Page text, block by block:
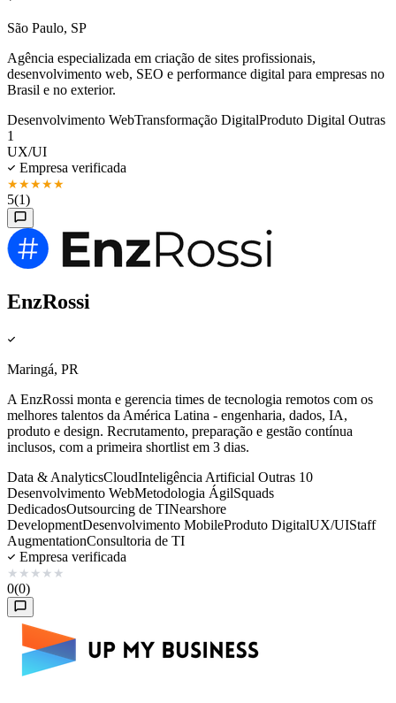
São Paulo, SP
Agência especializada em criação de sites profissionais,
desenvolvimento web, SEO e performance digital para empresas no
Brasil e no exterior.
Desenvolvimento WebTransformação DigitalProduto Digital Outras
1
UX/UI
Empresa verificada
★★★★★
5(1)
EnzRossi
Maringá, PR
A EnzRossi monta e gerencia times de tecnologia remotos com os
melhores talentos da América Latina - engenharia, dados, IA,
produto e design. Recrutamento, preparação e gestão contínua
inclusos, com a primeira shortlist em 3 dias.
Data & AnalyticsCloudInteligência Artificial Outras 10
Desenvolvimento WebMetodologia ÁgilSquads
DedicadosOutsourcing de TINearshore
DevelopmentDesenvolvimento MobileProduto DigitalUX/UIStaff
AugmentationConsultoria de TI
Empresa verificada
★ ★ ★ ★ ★
0(0)